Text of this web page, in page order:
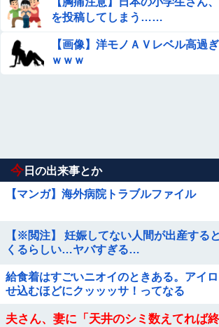
を投稿してしまう……
【画像】洋モノＡＶレベル高過
ｗｗｗ
今 日の出来事とか
【マンガ】海外病院トラブルファイル
【※閲注】 妊娠してない人間が出産する
くるらしい…ヤバすぎる…
給食着はすごいニオイのときある。アイ
せ込むほどにクッッッサ！ってなる
夫さん、妻に「天井のシミ数えてれば